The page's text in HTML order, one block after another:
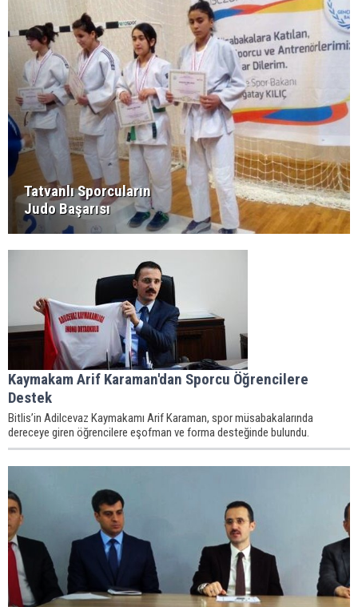
Tatvanlı Sporcuların
Judo Başarısı
Kaymakam Arif Karaman'dan Sporcu Öğrencilere
Destek
Bitlis’in Adilcevaz Kaymakamı Arif Karaman, spor müsabakalarında
dereceye giren öğrencilere eşofman ve forma desteğinde bulundu.